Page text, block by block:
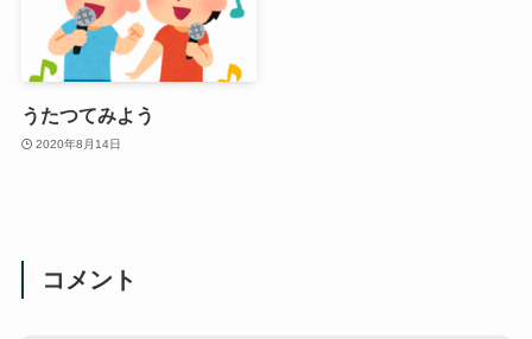
うたつてみよう
2020年8月14日
コメント